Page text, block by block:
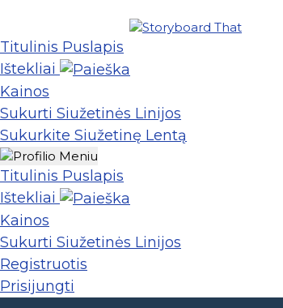
Titulinis Puslapis
Ištekliai
Kainos
Sukurti Siužetinės Linijos
Sukurkite Siužetinę Lentą
Titulinis Puslapis
Ištekliai
Kainos
Sukurti Siužetinės Linijos
Registruotis
Prisijungti